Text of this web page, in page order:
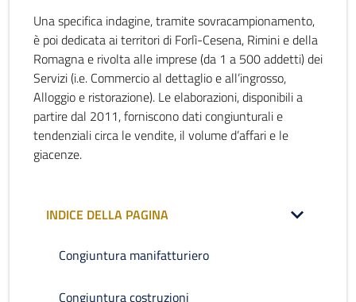
Una specifica indagine, tramite sovracampionamento,
è poi dedicata ai territori di Forlì-Cesena, Rimini e della
Romagna e rivolta alle imprese (da 1 a 500 addetti) dei
Servizi (i.e. Commercio al dettaglio e all’ingrosso,
Alloggio e ristorazione). Le elaborazioni, disponibili a
partire dal 2011, forniscono dati congiunturali e
tendenziali circa le vendite, il volume d’affari e le
giacenze.
INDICE DELLA PAGINA
Congiuntura manifatturiero
Congiuntura costruzioni